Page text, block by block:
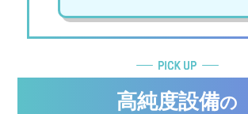
高純度設備の